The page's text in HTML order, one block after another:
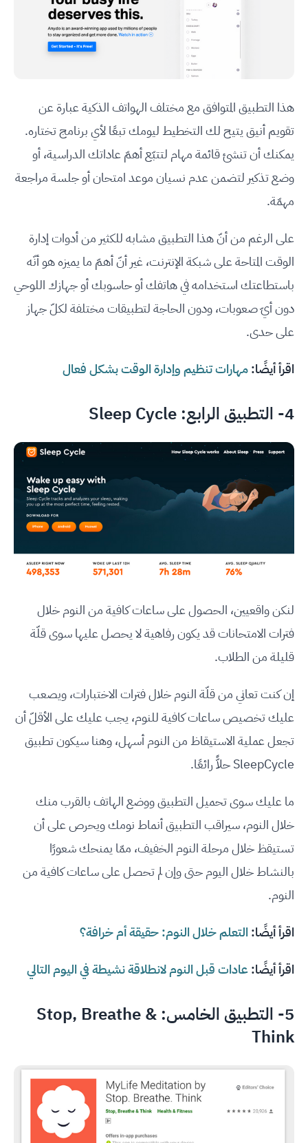
هذا التطبيق المتوافق مع مختلف الهواتف الذكية عبارة عن
تقويم أنيق يتيح لك التخطيط ليومك تبعًا لأي برنامج تختاره.
يمكنك أن تنشئ قائمة مهام لتتبّع أهمّ عاداتك الدراسية، أو
وضع تذكير لتضمن عدم نسيان موعد امتحان أو جلسة مراجعة
مهمّة.
على الرغم من أنّ هذا التطبيق مشابه للكثير من أدوات إدارة
الوقت المتاحة على شبكة الإنترنت، غير أنّ أهمّ ما يميزه هو أنّه
باستطاعتك استخدامه في هاتفك أو حاسوبك أو جهازك اللوحي
دون أيّ صعوبات، ودون الحاجة لتطبيقات مختلفة لكلّ جهاز
على حدى.
اقرأ أيضًا:مهارات تنظيم وإدارة الوقت بشكل فعال
4- التطبيق الرابع: Sleep Cycle
لنكن واقعيين، الحصول على ساعات كافية من النوم خلال
فترات الامتحانات قد يكون رفاهية لا يحصل عليها سوى قلّة
قليلة من الطلاب.
إن كنت تعاني من قلّة النوم خلال فترات الاختبارات، ويصعب
عليك تخصيص ساعات كافية للنوم، يجب عليك على الأقلّ أن
تجعل عملية الاستيقاظ من النوم أسهل، وهنا سيكون تطبيق
SleepCycle حلاًّ رائعًا.
ما عليك سوى تحميل التطبيق ووضع الهاتف بالقرب منك
خلال النوم، سيراقب التطبيق أنماط نومك ويحرص على أن
تستيقظ خلال مرحلة النوم الخفيف، ممّا يمنحك شعورًا
بالنشاط خلال اليوم حتى وإن لم تحصل على ساعات كافية من
النوم.
اقرأ أيضًا: التعلم خلال النوم: حقيقة أم خرافة؟
اقرأ أيضًا:عادات قبل النوم لانطلاقة نشيطة في اليوم التالي
5- التطبيق الخامس:
Stop, Breathe &
Think